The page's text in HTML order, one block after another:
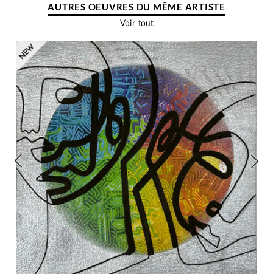
AUTRES OEUVRES DU MÊME ARTISTE
Voir tout